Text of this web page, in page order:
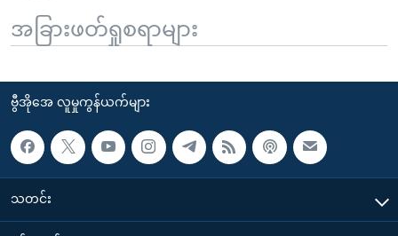
အခြားဖတ်ရှုစရာများ
ဗွီအိုအေ လူမှုကွန်ယက်များ
သတင်း